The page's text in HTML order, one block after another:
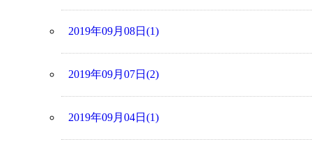
2019年09月08日(1)
2019年09月07日(2)
2019年09月04日(1)